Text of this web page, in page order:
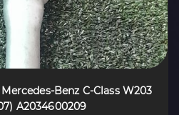
Benz C-Class W203
A2034600209